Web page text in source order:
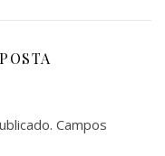
Campos